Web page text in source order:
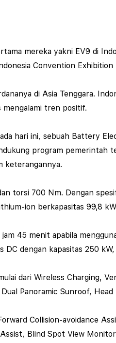
mereka yakni EV9 di
Convention
di Asia Tenggara.
tren positif.
hari ini, sebuah Battery
program
keterangannya.
torsi 700 Nm. Dengan
ion berkapasitas 99,8
45 menit apabila
DC dengan kapasitas 250
dari Wireless Charging,
Panoramic Sunroof,
Collision-avoidance
Blind Spot View